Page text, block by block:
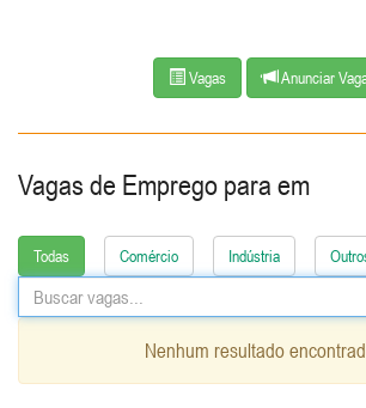
Vagas Anunciar
Vagas de Emprego para em
Todas Comércio Indústria
Nenhum resultado